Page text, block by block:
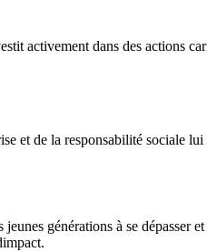
activement dans des actions
et de la responsabilité
générations à se